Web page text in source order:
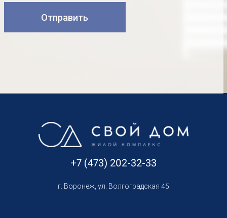
+7 (473) 202-32-33
г. Воронеж, ул. Волгоградская 45